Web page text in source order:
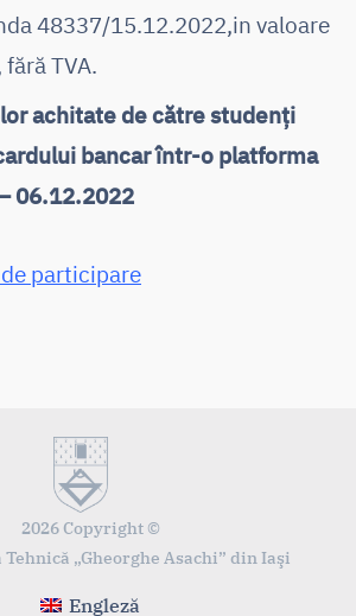
48337/15.12.2022,in valoare
TVA.
achitate de către studenți
bancar într-o platforma
06.12.2022
participare
2026 Copyright ©
„Gheorghe Asachi” din Iaşi
Engleză